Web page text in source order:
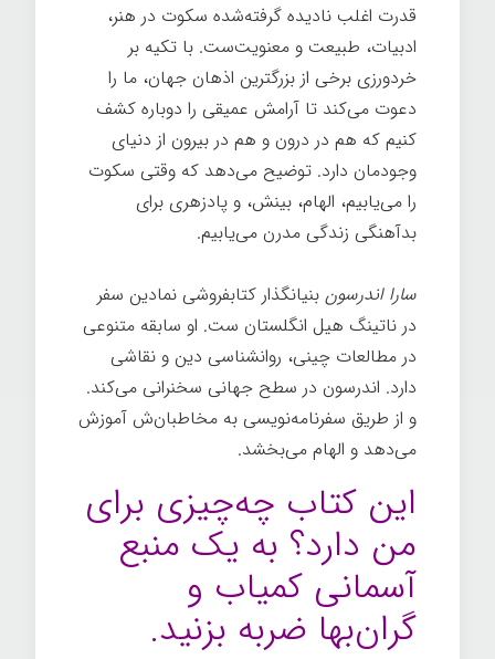
قدرت اغلب نادیده گرفته‌شده سکوت در هنر،
ادبیات، طبیعت و معنویت‌ست. با تکیه بر
خردورزی برخی از بزرگترین اذهان جهان، ما را
دعوت می‌کند تا آرامش عمیقی را دوباره کشف
کنیم که هم در درون و هم در بیرون از دنیای
وجودمان دارد. توضیح می‌دهد که وقتی سکوت
را می‌یابیم، الهام، بینش، و پادزهری برای
بدآهنگی زندگی مدرن می‌یابیم.
سارا اندرسون بنیانگذار کتابفروشی نمادین سفر
در ناتینگ هیل انگلستان ست. او سابقه متنوعی
در مطالعات چینی، روانشناسی دین و نقاشی
دارد. اندرسون در سطح جهانی سخنرانی می‌کند.
و از طریق سفرنامه‌نویسی به مخاطبان‌ش آموزش
می‌دهد و الهام می‌بخشد.
این کتاب چه‌چیزی برای
من دارد؟ به یک منبع
آسمانی کمیاب و
گران‌بها ضربه بزنید.